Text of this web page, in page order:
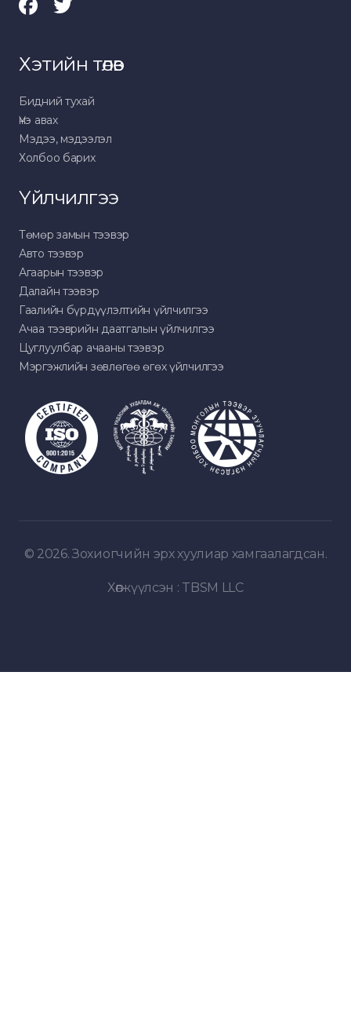
Хэтийн төлөв
Бидний тухай
Үнэ авах
Мэдээ, мэдээлэл
Холбоо барих
Үйлчилгээ
Төмөр замын тээвэр
Авто тээвэр
Агаарын тээвэр
Далайн тээвэр
Гаалийн бүрдүүлэлтийн үйлчилгээ
Ачаа тээврийн даатгалын үйлчилгээ
Цуглуулбар ачааны тээвэр
Мэргэжлийн зөвлөгөө өгөх үйлчилгээ
© 2026. Зохиогчийн эрх хуулиар хамгаалагдсан.
Хөгжүүлсэн : TBSM LLC